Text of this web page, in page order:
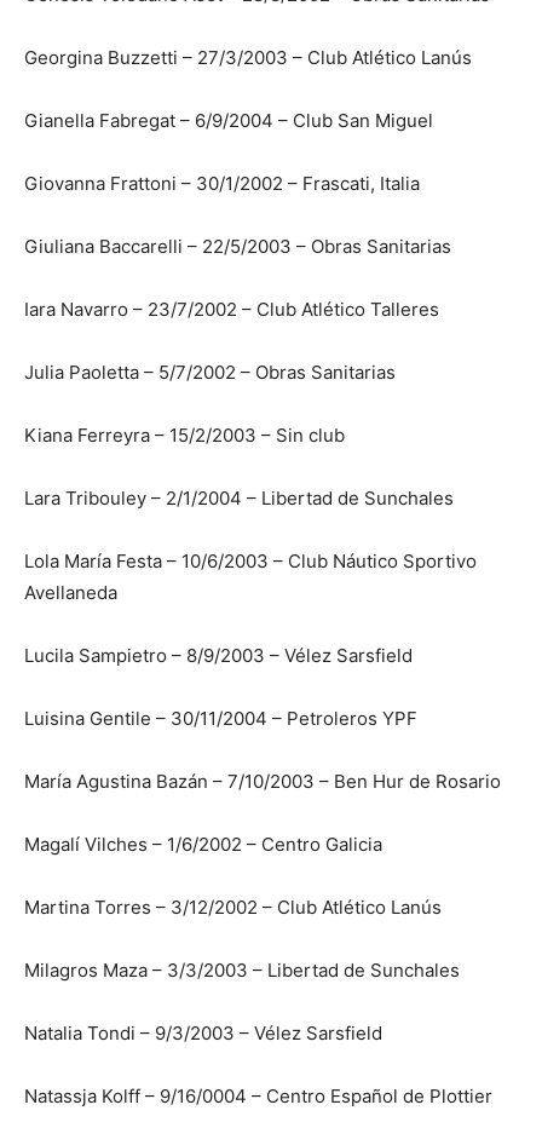
Georgina Buzzetti – 27/3/2003 – Club Atlético Lanús
Gianella Fabregat – 6/9/2004 – Club San Miguel
Giovanna Frattoni – 30/1/2002 – Frascati, Italia
Giuliana Baccarelli – 22/5/2003 – Obras Sanitarias
Iara Navarro – 23/7/2002 – Club Atlético Talleres
Julia Paoletta – 5/7/2002 – Obras Sanitarias
Kiana Ferreyra – 15/2/2003 – Sin club
Lara Tribouley – 2/1/2004 – Libertad de Sunchales
Lola María Festa – 10/6/2003 – Club Náutico Sportivo
Avellaneda
Lucila Sampietro – 8/9/2003 – Vélez Sarsfield
Luisina Gentile – 30/11/2004 – Petroleros YPF
María Agustina Bazán – 7/10/2003 – Ben Hur de Rosario
Magalí Vilches – 1/6/2002 – Centro Galicia
Martina Torres – 3/12/2002 – Club Atlético Lanús
Milagros Maza – 3/3/2003 – Libertad de Sunchales
Natalia Tondi – 9/3/2003 – Vélez Sarsfield
Natassja Kolff – 9/16/0004 – Centro Español de Plottier